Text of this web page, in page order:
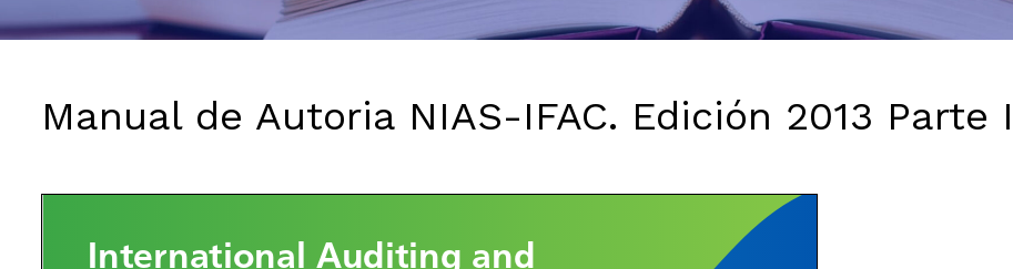
Manual de Autoria NIAS-IFAC. Edición 2013 Parte I